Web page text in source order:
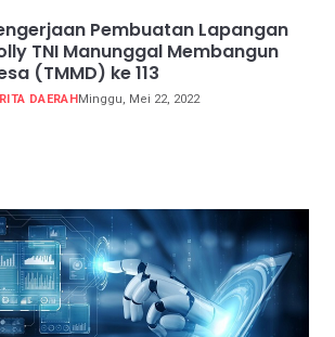
Pembuatan Lapangan
TNI Manunggal Membangun
(TMMD) ke 113
DAERAHMinggu, Mei 22, 2022